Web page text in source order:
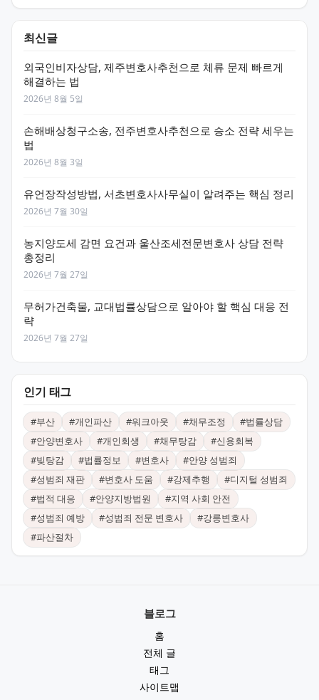
최신글
외국인비자상담, 제주변호사추천으로 체류 문제 빠르게
해결하는 법
2026년 8월 5일
손해배상청구소송, 전주변호사추천으로 승소 전략 세우는
법
2026년 8월 3일
유언장작성방법, 서초변호사사무실이 알려주는 핵심 정리
2026년 7월 30일
농지양도세 감면 요건과 울산조세전문변호사 상담 전략
총정리
2026년 7월 27일
무허가건축물, 교대법률상담으로 알아야 할 핵심 대응 전
략
2026년 7월 27일
인기 태그
#부산 #개인파산 #워크아웃 #채무조정 #법률상담
#안양변호사 #개인회생 #채무탕감 #신용회복
#빚탕감 #법률정보 #변호사 #안양 성범죄
#성범죄 재판 #변호사 도움 #강제추행 #디지털 성범죄
#법적 대응 #안양지방법원 #지역 사회 안전
#성범죄 예방 #성범죄 전문 변호사 #강릉변호사
#파산절차
블로그
홈
전체 글
태그
사이트맵